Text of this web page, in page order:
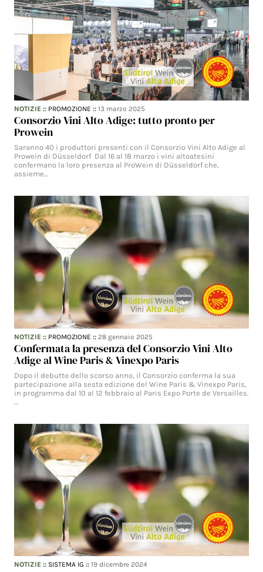
NOTIZIE :: PROMOZIONE ::13 marzo 2025
Consorzio Vini Alto Adige: tutto pronto per
Prowein
Saranno 40 i produttori presenti con il Consorzio Vini Alto Adige al
Prowein di Düsseldorf Dal 16 al 18 marzo i vini altoatesini
confermano la loro presenza al ProWein di Düsseldorf che,
assieme…
NOTIZIE :: PROMOZIONE ::28 gennaio 2025
Confermata la presenza del Consorzio Vini Alto
Adige al Wine Paris & Vinexpo Paris
Dopo il debutto dello scorso anno, il Consorzio conferma la sua
partecipazione alla sesta edizione del Wine Paris & Vinexpo Paris,
in programma dal 10 al 12 febbraio al Paris Expo Porte de Versailles.
…
NOTIZIE :: SISTEMA IG ::19 dicembre 2024